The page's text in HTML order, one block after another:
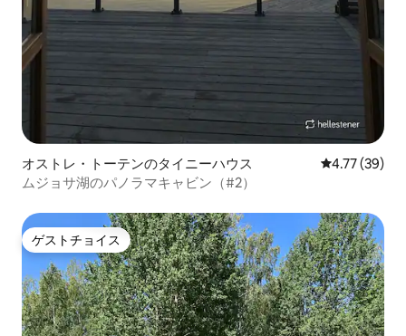
オストレ・トーテンのタイニーハウス レビュー39
4.77 (39)
ムジョサ湖のパノラマキャビン（#2）
ゲストチョイス
ゲストチョイス